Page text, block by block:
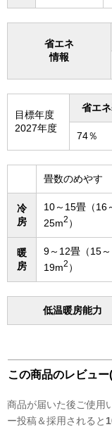
省エネ
情報
目標年度
2027年度
省エ
74％
畳数のめやす
冷
房
10～15畳（16
25m2 ）
暖
房
9～12畳（15～
19m2 ）
低温暖房能力
この商品のレビュー
商品が届いた後ご使用
ー投稿＆採用されると